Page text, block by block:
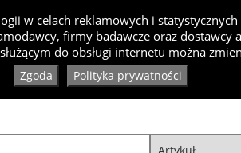
Artykuły Produkty Specjaliści
w celach reklamowych i
firmy badawcze oraz
do obsługi internetu można
Zgoda Polityka prywatności